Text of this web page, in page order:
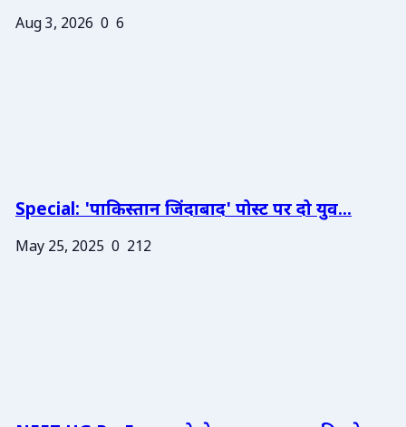
Aug 3, 2026 0 6
Special: 'पाकिस्तान जिंदाबाद' पोस्ट पर दो युव...
May 25, 2025 0 212